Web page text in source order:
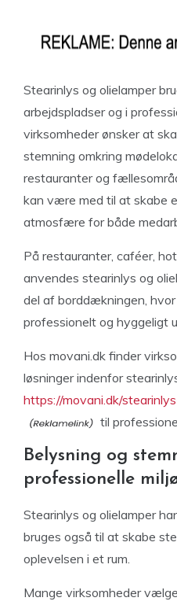
Stearinlys og olielamper
arbejdspladser og i
virksomheder ønsker at
stemning omkring
restauranter og
kan være med til at skabe
atmosfære for både
På restauranter, caféer,
anvendes stearinlys og
del af borddækningen,
professionelt og hyggeligt
Hos movani.dk finder
løsninger indenfor
https://movani.dk/
til
Belysning og
professionelle
Stearinlys og olielamper
bruges også til at skabe
oplevelsen i et rum.
Mange virksomheder